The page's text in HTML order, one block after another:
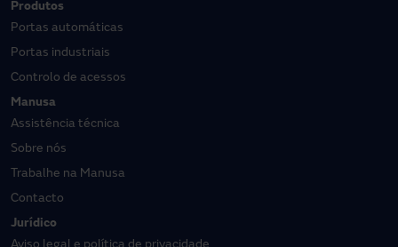
Produtos
Portas automáticas
Portas industriais
Controlo de acessos
Manusa
Assistência técnica
Sobre nós
Trabalhe na Manusa
Contacto
Jurídico